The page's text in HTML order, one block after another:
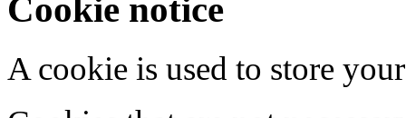
Cookie notice
A cookie is used to store